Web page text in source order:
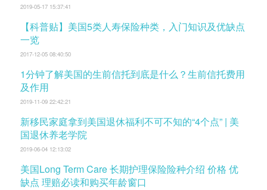
2019-05-17 15:37:41
【科普贴】美国5类人寿保险种类，入门知识及优缺点
一览
2017-12-05 08:40:50
1分钟了解美国的生前信托到底是什么？生前信托费用
及作用
2019-11-09 22:42:21
新移民家庭拿到美国退休福利不可不知的“4个点” | 美
国退休养老学院
2019-06-04 12:13:02
美国Long Term Care 长期护理保险险种介绍 价格 优
缺点 理赔必读和购买年龄窗口